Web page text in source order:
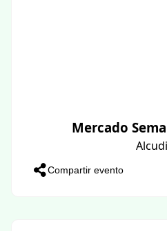
Mercado
Compartir evento